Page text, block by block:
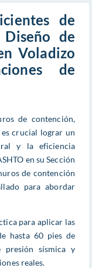
de
de
Voladizo
de
de contención,
crucial lograr un
y la eficiencia
en su Sección
de contención
para abordar
para aplicar las
hasta 60 pies de
presión sísmica y
reales.